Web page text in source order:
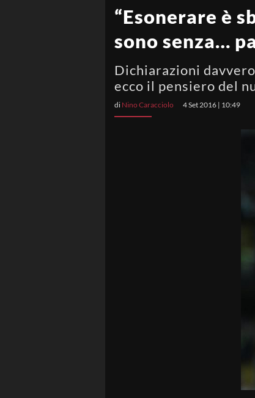
“Esonerare è
sono senza…
Dichiarazioni
ecco il pensiero del
di Nino Caracciolo 4 Set 2016 | 10:49